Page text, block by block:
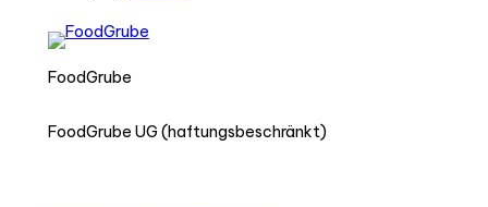
FoodGrube
FoodGrube UG (haftungsbeschränkt)